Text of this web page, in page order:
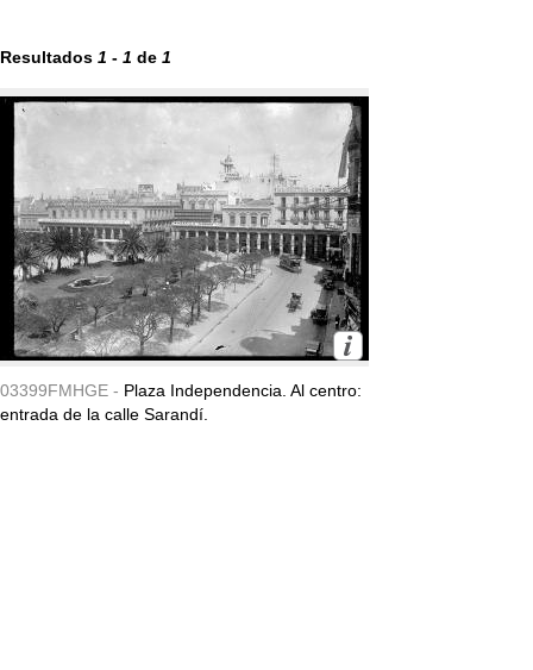
Resultados 1 - 1 de 1
03399FMHGE - Plaza Independencia. Al centro:
entrada de la calle Sarandí.